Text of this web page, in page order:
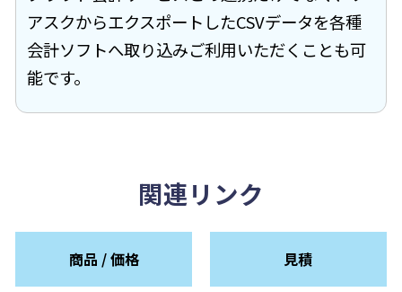
アスクからエクスポートしたCSVデータを各種
会計ソフトへ取り込みご利用いただくことも可
能です。
関連リンク
商品 / 価格 見積